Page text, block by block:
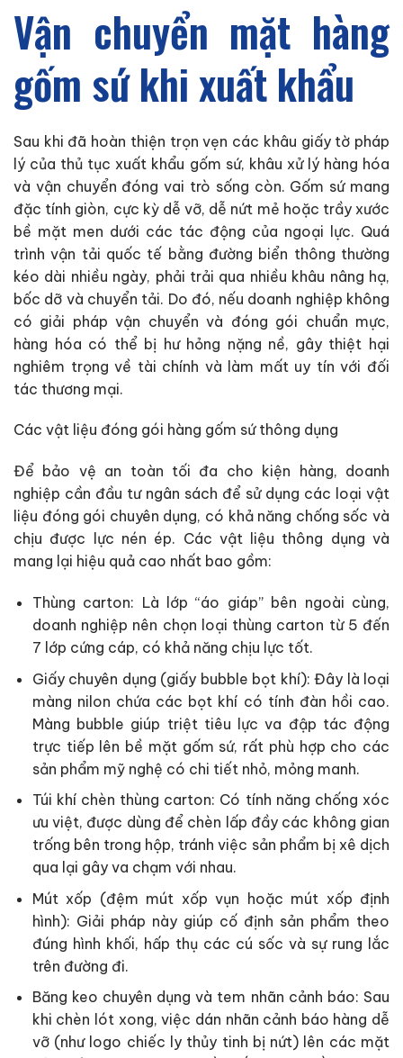
Vận chuyển mặt hàng
gốm sứ khi xuất khẩu
Sau khi đã hoàn thiện trọn vẹn các khâu giấy tờ pháp
lý của thủ tục xuất khẩu gốm sứ, khâu xử lý hàng hóa
và vận chuyển đóng vai trò sống còn. Gốm sứ mang
đặc tính giòn, cực kỳ dễ vỡ, dễ nứt mẻ hoặc trầy xước
bề mặt men dưới các tác động của ngoại lực. Quá
trình vận tải quốc tế bằng đường biển thông thường
kéo dài nhiều ngày, phải trải qua nhiều khâu nâng hạ,
bốc dỡ và chuyển tải. Do đó, nếu doanh nghiệp không
có giải pháp vận chuyển và đóng gói chuẩn mực,
hàng hóa có thể bị hư hỏng nặng nề, gây thiệt hại
nghiêm trọng về tài chính và làm mất uy tín với đối
tác thương mại.
Các vật liệu đóng gói hàng gốm sứ thông dụng
Để bảo vệ an toàn tối đa cho kiện hàng, doanh
nghiệp cần đầu tư ngân sách để sử dụng các loại vật
liệu đóng gói chuyên dụng, có khả năng chống sốc và
chịu được lực nén ép. Các vật liệu thông dụng và
mang lại hiệu quả cao nhất bao gồm:
Thùng carton: Là lớp “áo giáp” bên ngoài cùng,
doanh nghiệp nên chọn loại thùng carton từ 5 đến
7 lớp cứng cáp, có khả năng chịu lực tốt.
Giấy chuyên dụng (giấy bubble bọt khí): Đây là loại
màng nilon chứa các bọt khí có tính đàn hồi cao.
Màng bubble giúp triệt tiêu lực va đập tác động
trực tiếp lên bề mặt gốm sứ, rất phù hợp cho các
sản phẩm mỹ nghệ có chi tiết nhỏ, mỏng manh.
Túi khí chèn thùng carton: Có tính năng chống xóc
ưu việt, được dùng để chèn lấp đầy các không gian
trống bên trong hộp, tránh việc sản phẩm bị xê dịch
qua lại gây va chạm với nhau.
Mút xốp (đệm mút xốp vụn hoặc mút xốp định
hình): Giải pháp này giúp cố định sản phẩm theo
đúng hình khối, hấp thụ các cú sốc và sự rung lắc
trên đường đi.
Băng keo chuyên dụng và tem nhãn cảnh báo: Sau
khi chèn lót xong, việc dán nhãn cảnh báo hàng dễ
vỡ (như logo chiếc ly thủy tinh bị nứt) lên các mặt